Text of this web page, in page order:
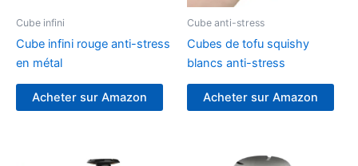
Cube infini
Cube infini rouge anti-stress
en métal
Acheter sur Amazon
Cube anti-stress
Cubes de tofu squishy
blancs anti-stress
Acheter sur Amazon